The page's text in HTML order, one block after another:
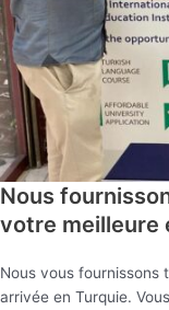
Nous
votre meilleure
Nous vous fournissons
arrivée en Turquie.